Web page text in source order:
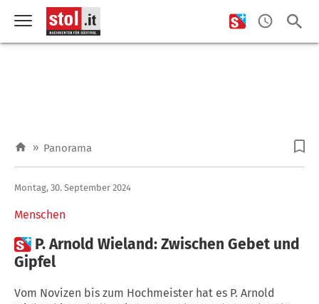
» Panorama
Menschen
Montag, 30. September 2024
 P. Arnold Wieland: Zwischen Gebet und
Gipfel
Vom Novizen bis zum Hochmeister hat es P. Arnold